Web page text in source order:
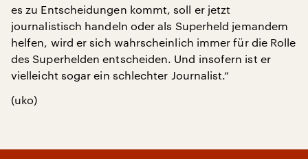
es zu Entscheidungen kommt, soll er jetzt
journalistisch handeln oder als Superheld jemandem
helfen, wird er sich wahrscheinlich immer für die Rolle
des Superhelden entscheiden. Und insofern ist er
vielleicht sogar ein schlechter Journalist.“
(uko)